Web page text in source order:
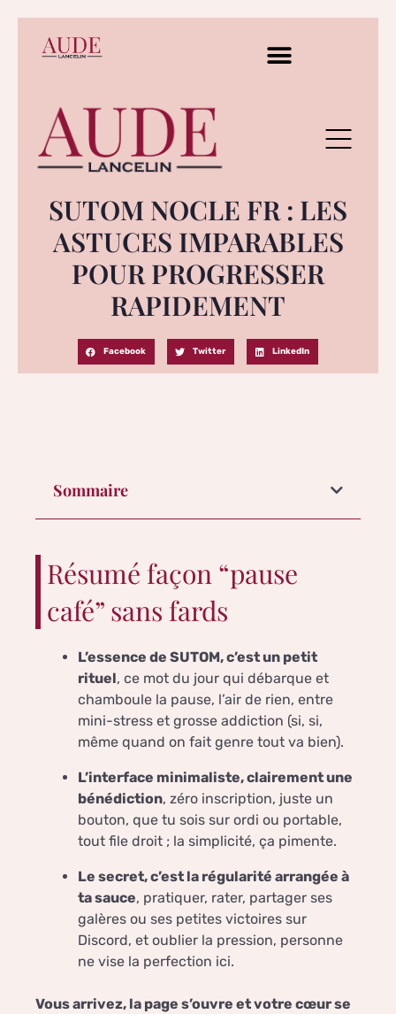
SUTOM NOCLE FR : LES
ASTUCES IMPARABLES
POUR PROGRESSER
RAPIDEMENT
Facebook Twitter LinkedIn
Sommaire
Résumé façon “pause
café” sans fards
L’essence de SUTOM, c’est un petit
rituel, ce mot du jour qui débarque et
chamboule la pause, l’air de rien, entre
mini-stress et grosse addiction (si, si,
même quand on fait genre tout va bien).
L’interface minimaliste, clairement une
bénédiction, zéro inscription, juste un
bouton, que tu sois sur ordi ou portable,
tout file droit ; la simplicité, ça pimente.
Le secret, c’est la régularité arrangée à
ta sauce, pratiquer, rater, partager ses
galères ou ses petites victoires sur
Discord, et oublier la pression, personne
ne vise la perfection ici.
Vous arrivez, la page s’ouvre et votre cœur se